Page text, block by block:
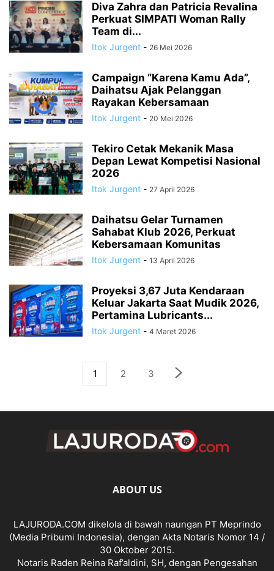
Diva Zahra dan Patricia Revalina
Perkuat SIMPATI Woman Rally
Team di...
Itok Jurgent - 26 Mei 2026
Campaign “Karena Kamu Ada”,
Daihatsu Ajak Pelanggan
Rayakan Kebersamaan
Itok Jurgent - 20 Mei 2026
Tekiro Cetak Mekanik Masa
Depan Lewat Kompetisi Nasional
2026
Itok Jurgent - 27 April 2026
Daihatsu Gelar Turnamen
Sahabat Klub 2026, Perkuat
Kebersamaan Komunitas
Itok Jurgent - 13 April 2026
Proyeksi 3,67 Juta Kendaraan
Keluar Jakarta Saat Mudik 2026,
Pertamina Lubricants...
Itok Jurgent - 4 Maret 2026
1 2 3
ABOUT US
LAJURODA.COM dikelola di bawah naungan PT Meprindo
(Media Pribumi Indonesia), dengan Akta Notaris Nomor 14 /
30 Oktober 2015.
Notaris Raden Reina Raf’aldini, SH, dengan Pengesahan